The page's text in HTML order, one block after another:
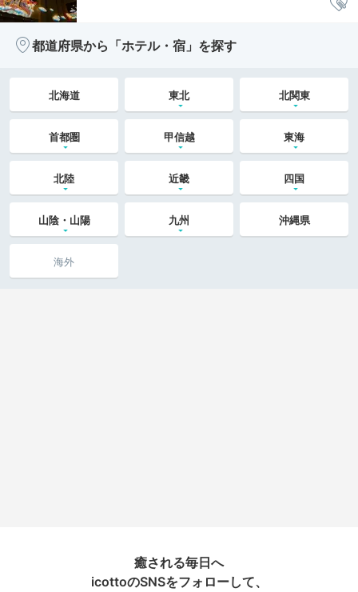
都道府県から「ホテル・宿」を探す
北海道 東北 北関東
首都圏 甲信越 東海
北陸 近畿 四国
山陰・山陽 九州 沖縄県
海外
癒される毎日へ
icottoのSNSをフォローして、